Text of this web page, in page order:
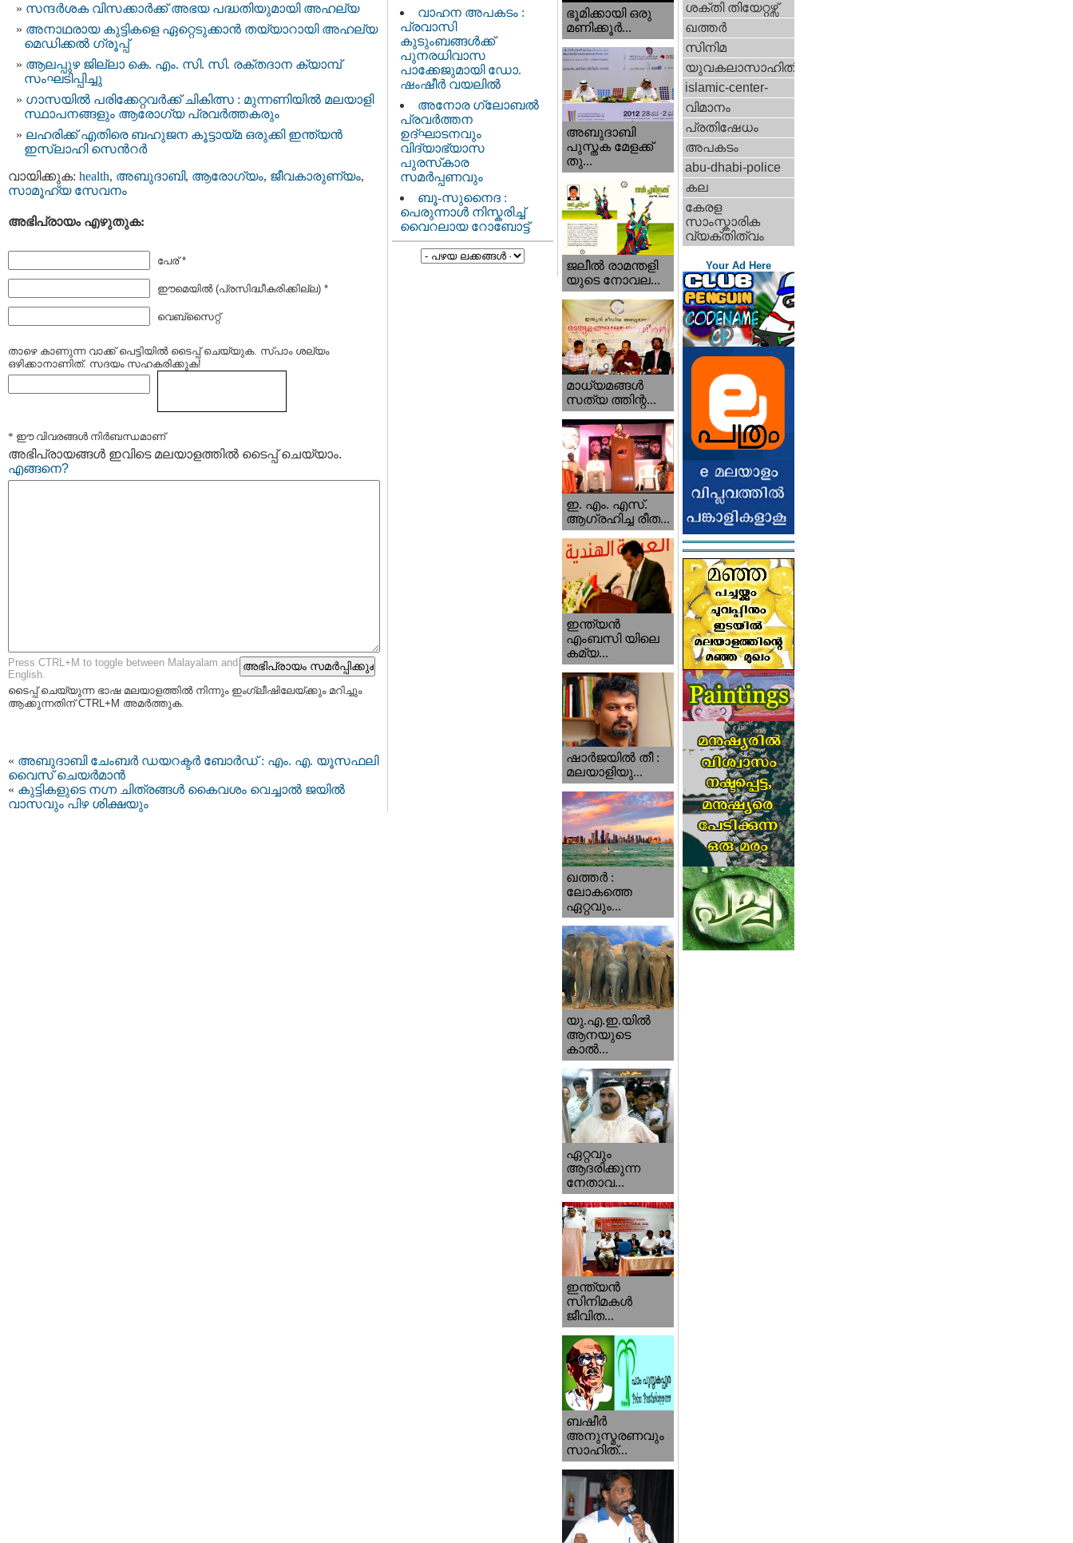
സന്ദര്‍ശക വിസക്കാര്‍ക്ക് അഭയ പദ്ധതിയുമായി അഹല്യ
അനാഥരായ കുട്ടികളെ ഏറ്റെടുക്കാൻ തയ്യാറായി അഹല്യ
മെഡിക്കല്‍ ഗ്രൂപ്പ്
ആലപ്പുഴ ജില്ലാ കെ. എം. സി. സി. രക്‌തദാന ക്യാമ്പ്
സംഘടിപ്പിച്ചു
ഗാസയിൽ പരിക്കേറ്റവർക്ക് ചികിത്സ : മുന്നണിയിൽ മലയാളി
സ്ഥാപനങ്ങളും ആരോഗ്യ പ്രവർത്തകരും
ലഹരിക്ക് എതിരെ ബഹുജന കൂട്ടായ്മ ഒരുക്കി ഇന്ത്യൻ
ഇസ്ലാഹി സെന്‍റര്‍
വായിക്കുക: health, അബുദാബി, ആരോഗ്യം, ജീവകാരുണ്യം,
സാമൂഹ്യ സേവനം
അഭിപ്രായം എഴുതുക:
പേര് *
ഈമെയില്‍ (പ്രസിദ്ധീകരിക്കില്ല) *
വെബ്സൈറ്റ്
താഴെ കാണുന്ന വാക്ക് പെട്ടിയില്‍ ടൈപ്പ്‌ ചെയ്യുക. സ്പാം ശല്യം
ഒഴിക്കാനാണിത്. സദയം സഹകരിക്കുക!
* ഈ വിവരങ്ങള്‍ നിര്‍ബന്ധമാണ്
അഭിപ്രായങ്ങള്‍ ഇവിടെ മലയാളത്തില്‍ ടൈപ്പ് ചെയ്യാം.
എങ്ങനെ?
Press CTRL+M to toggle between Malayalam and
English.
ടൈപ്പ്‌ ചെയ്യുന്ന ഭാഷ മലയാളത്തില്‍ നിന്നും ഇംഗ്ലീഷിലേയ്ക്കും മറിച്ചും
ആക്കുന്നതിന് CTRL+M അമര്‍ത്തുക.
« അബുദാബി ചേംബര്‍ ഡയറക്ടര്‍ ബോര്‍ഡ് : എം. എ. യൂസഫലി
വൈസ് ചെയര്‍മാന്‍
« കുട്ടികളുടെ നഗ്ന ചിത്രങ്ങള്‍ കൈവശം വെച്ചാല്‍ ജയില്‍
വാസവും പിഴ ശിക്ഷയും
വാഹന അപകടം :
പ്രവാസി
കുടുംബങ്ങൾക്ക്
പുനരധിവാസ
പാക്കേജുമായി ഡോ.
ഷംഷീർ വയലിൽ
അനോര ഗ്ലോബൽ
പ്രവർത്തന
ഉദ്ഘാടനവും
വിദ്യാഭ്യാസ
പുരസ്‌കാര
സമർപ്പണവും
ബൂ-സുനൈദ :
പെരുന്നാൾ നിസ്കരിച്ച്
വൈറലായ റോബോട്ട്
ഭൂമിക്കായി ഒരു
മണിക്കൂര്‍...
അബുദാബി
പുസ്തക മേളക്ക്
തു...
ജലീല്‍ രാമന്തളി
യുടെ നോവല...
മാധ്യമങ്ങള്‍
സത്യ ത്തിന്റ...
ഇ. എം. എസ്.
ആഗ്രഹിച്ച രീത...
ഇന്ത്യന്‍
എംബസി യിലെ
കമ്യ...
ഷാര്‍ജയില്‍ തീ :
മലയാളിയു...
ഖത്തര്‍ :
ലോകത്തെ
ഏറ്റവും...
യു.എ.ഇ.യില്‍
ആനയുടെ
കാല്‍...
ഏറ്റവും
ആദരിക്കുന്ന
നേതാവ...
ഇന്ത്യന്‍
സിനിമകള്‍
ജീവിത...
ബഷീര്‍
അനുസ്മരണവും
സാഹിത്...
ശക്തി തിയേറ്റഴ്സ്
ഖത്തര്‍
സിനിമ
യുവകലാസാഹിതി
islamic-center-
വിമാനം
പ്രതിഷേധം
അപകടം
abu-dhabi-police
കല
കേരള
സാംസ്കാരിക
വ്യക്തിത്വം
Your Ad Here